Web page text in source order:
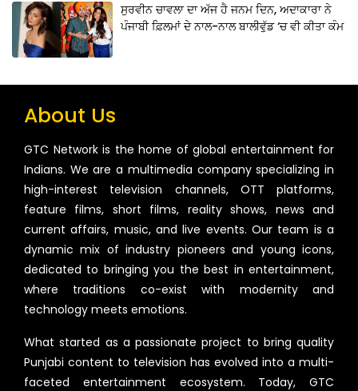
ਸੁਰਵੀਨ ਚਾਵਲਾ ਦਾ ਅੱਜ ਹੈ ਜਨਮ ਦਿਨ, ਅਦਾਕਾਰਾ ਨੇ
ਪੰਜਾਬੀ ਫ਼ਿਲਮਾਂ ਦੇ ਨਾਲ-ਨਾਲ ਬਾਲੀਵੁੱਡ ‘ਚ ਵੀ ਕੀਤਾ ਕੰਮ
About Us
GTC Network is the home of global entertainment for
Indians. We are a multimedia company specializing in
high-interest television channels, OTT platforms,
feature films, short films, reality shows, news and
current affairs, music, and live events. Our team is a
dynamic mix of industry pioneers and young icons,
dedicated to bringing you the best in entertainment,
where traditions co-exist with modernity and
technology meets emotions.
What started as a passionate project to bring quality
Punjabi content to television has evolved into a multi-
faceted entertainment ecosystem. Today, GTC